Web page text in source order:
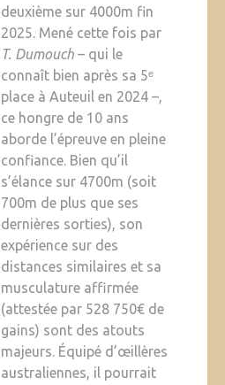
deuxième sur 4000m fin
2025. Mené cette fois par
T. Dumouch– qui le
connaît bien après sa 5ᵉ
place à Auteuil en 2024 –,
ce hongre de 10 ans
aborde l’épreuve en pleine
confiance. Bien qu’il
s’élance sur 4700m (soit
700m de plus que ses
dernières sorties), son
expérience sur des
distances similaires et sa
musculature affirmée
(attestée par 528 750€ de
gains) sont des atouts
majeurs. Équipé d’œillères
australiennes, il pourrait